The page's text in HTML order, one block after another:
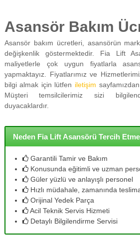
Asansör Bakım
Asansör bakım ücretleri, asansörün
değişkenlik göstermektedir. Fia Lift
maliyetlerle çok uygun fiyatlarla
yapmaktayız. Fiyatlarımız ve
bilgi almak için lütfen iletişim
Müşteri temsilcilerimiz sizi
duyacaklardır.
Neden Fia Lift Asansörü Tercih
Garantili Tamir ve Bakım
Konusunda eğitimli ve uzman
Güler yüzlü ve anlayışlı personel
Hızlı müdahale, zamanında
Orijinal Yedek Parça
Acil Teknik Servis Hizmeti
Detaylı Bilgilendirme Servisi